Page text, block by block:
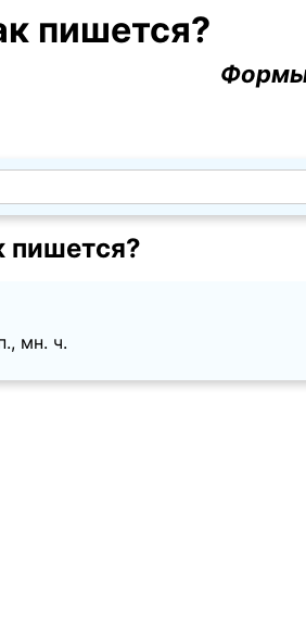
пишется?
Формы
пишется?
мн. ч.